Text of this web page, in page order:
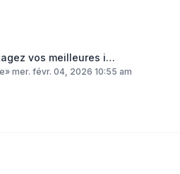
vos meilleures i…
» mer. févr. 04, 2026 10:55 am